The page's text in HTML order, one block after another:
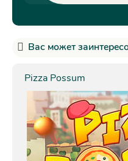
Вас может
Pizza Possum